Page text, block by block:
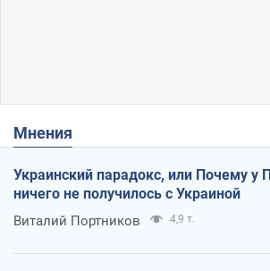
Мнения
Украинский парадокс, или Почему у
ничего не получилось с Украиной
Виталий Портников 4,9 т.